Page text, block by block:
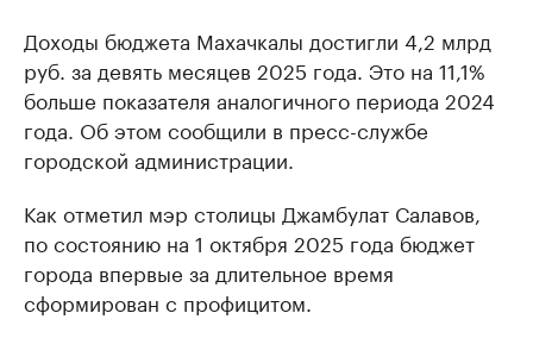
Доходы бюджета Махачкалы достигли 4,2 млрд
руб. за девять месяцев 2025 года. Это на 11,1%
больше показателя аналогичного периода 2024
года. Об этом сообщили в пресс-службе
городской администрации.
Как отметил мэр столицы Джамбулат Салавов,
по состоянию на 1 октября 2025 года бюджет
города впервые за длительное время
сформирован с профицитом.